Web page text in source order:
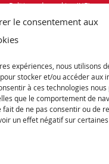
le consentement aux
expériences, nous utilisons
stocker et/ou accéder aux
à ces technologies
que le comportement de
fait de ne pas consentir ou de
un effet négatif sur
Politique de cookies (UE)
Occasions
ABONNEZ-VOUS
et tenez vous informés de